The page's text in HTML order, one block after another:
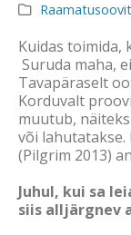
Kuidas toimida,
Suruda maha,
Tavapäraselt
Korduvalt
muutub,
või lahutatakse.
(Pilgrim 2013)
Juhul, kui sa
siis alljärgnev